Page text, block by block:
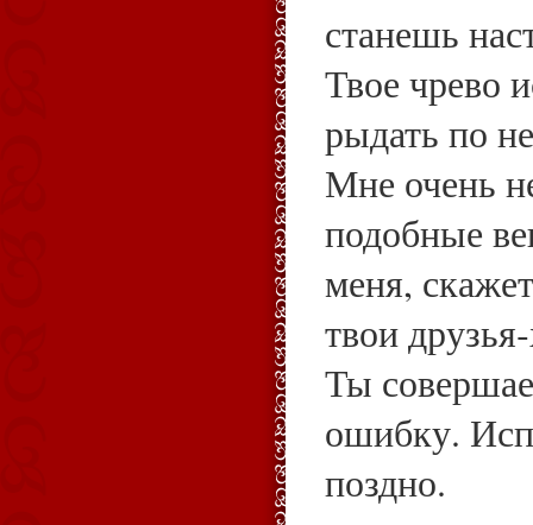
станешь
Твое чрево
рыдать по
Мне очень
подобные
меня,
твои
Ты
ошибку.
поздно.